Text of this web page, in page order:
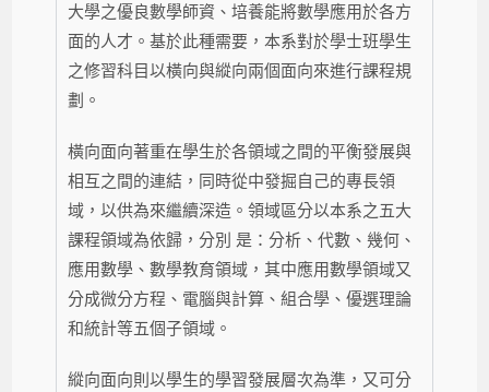
大學之優良數學師資、培養能將數學應用於各方
面的人才。基於此種需要，本系對於學士班學生
之修習科目以橫向與縱向兩個面向來進行課程規
劃。
橫向面向著重在學生於各領域之間的平衡發展與
相互之間的連結，同時從中發掘自己的專長領
域，以供為來繼續深造。領域區分以本系之五大
課程領域為依歸，分別 是：分析、代數、幾何、
應用數學、數學教育領域，其中應用數學領域又
分成微分方程、電腦與計算、組合學、優選理論
和統計等五個子領域。
縱向面向則以學生的學習發展層次為準，又可分